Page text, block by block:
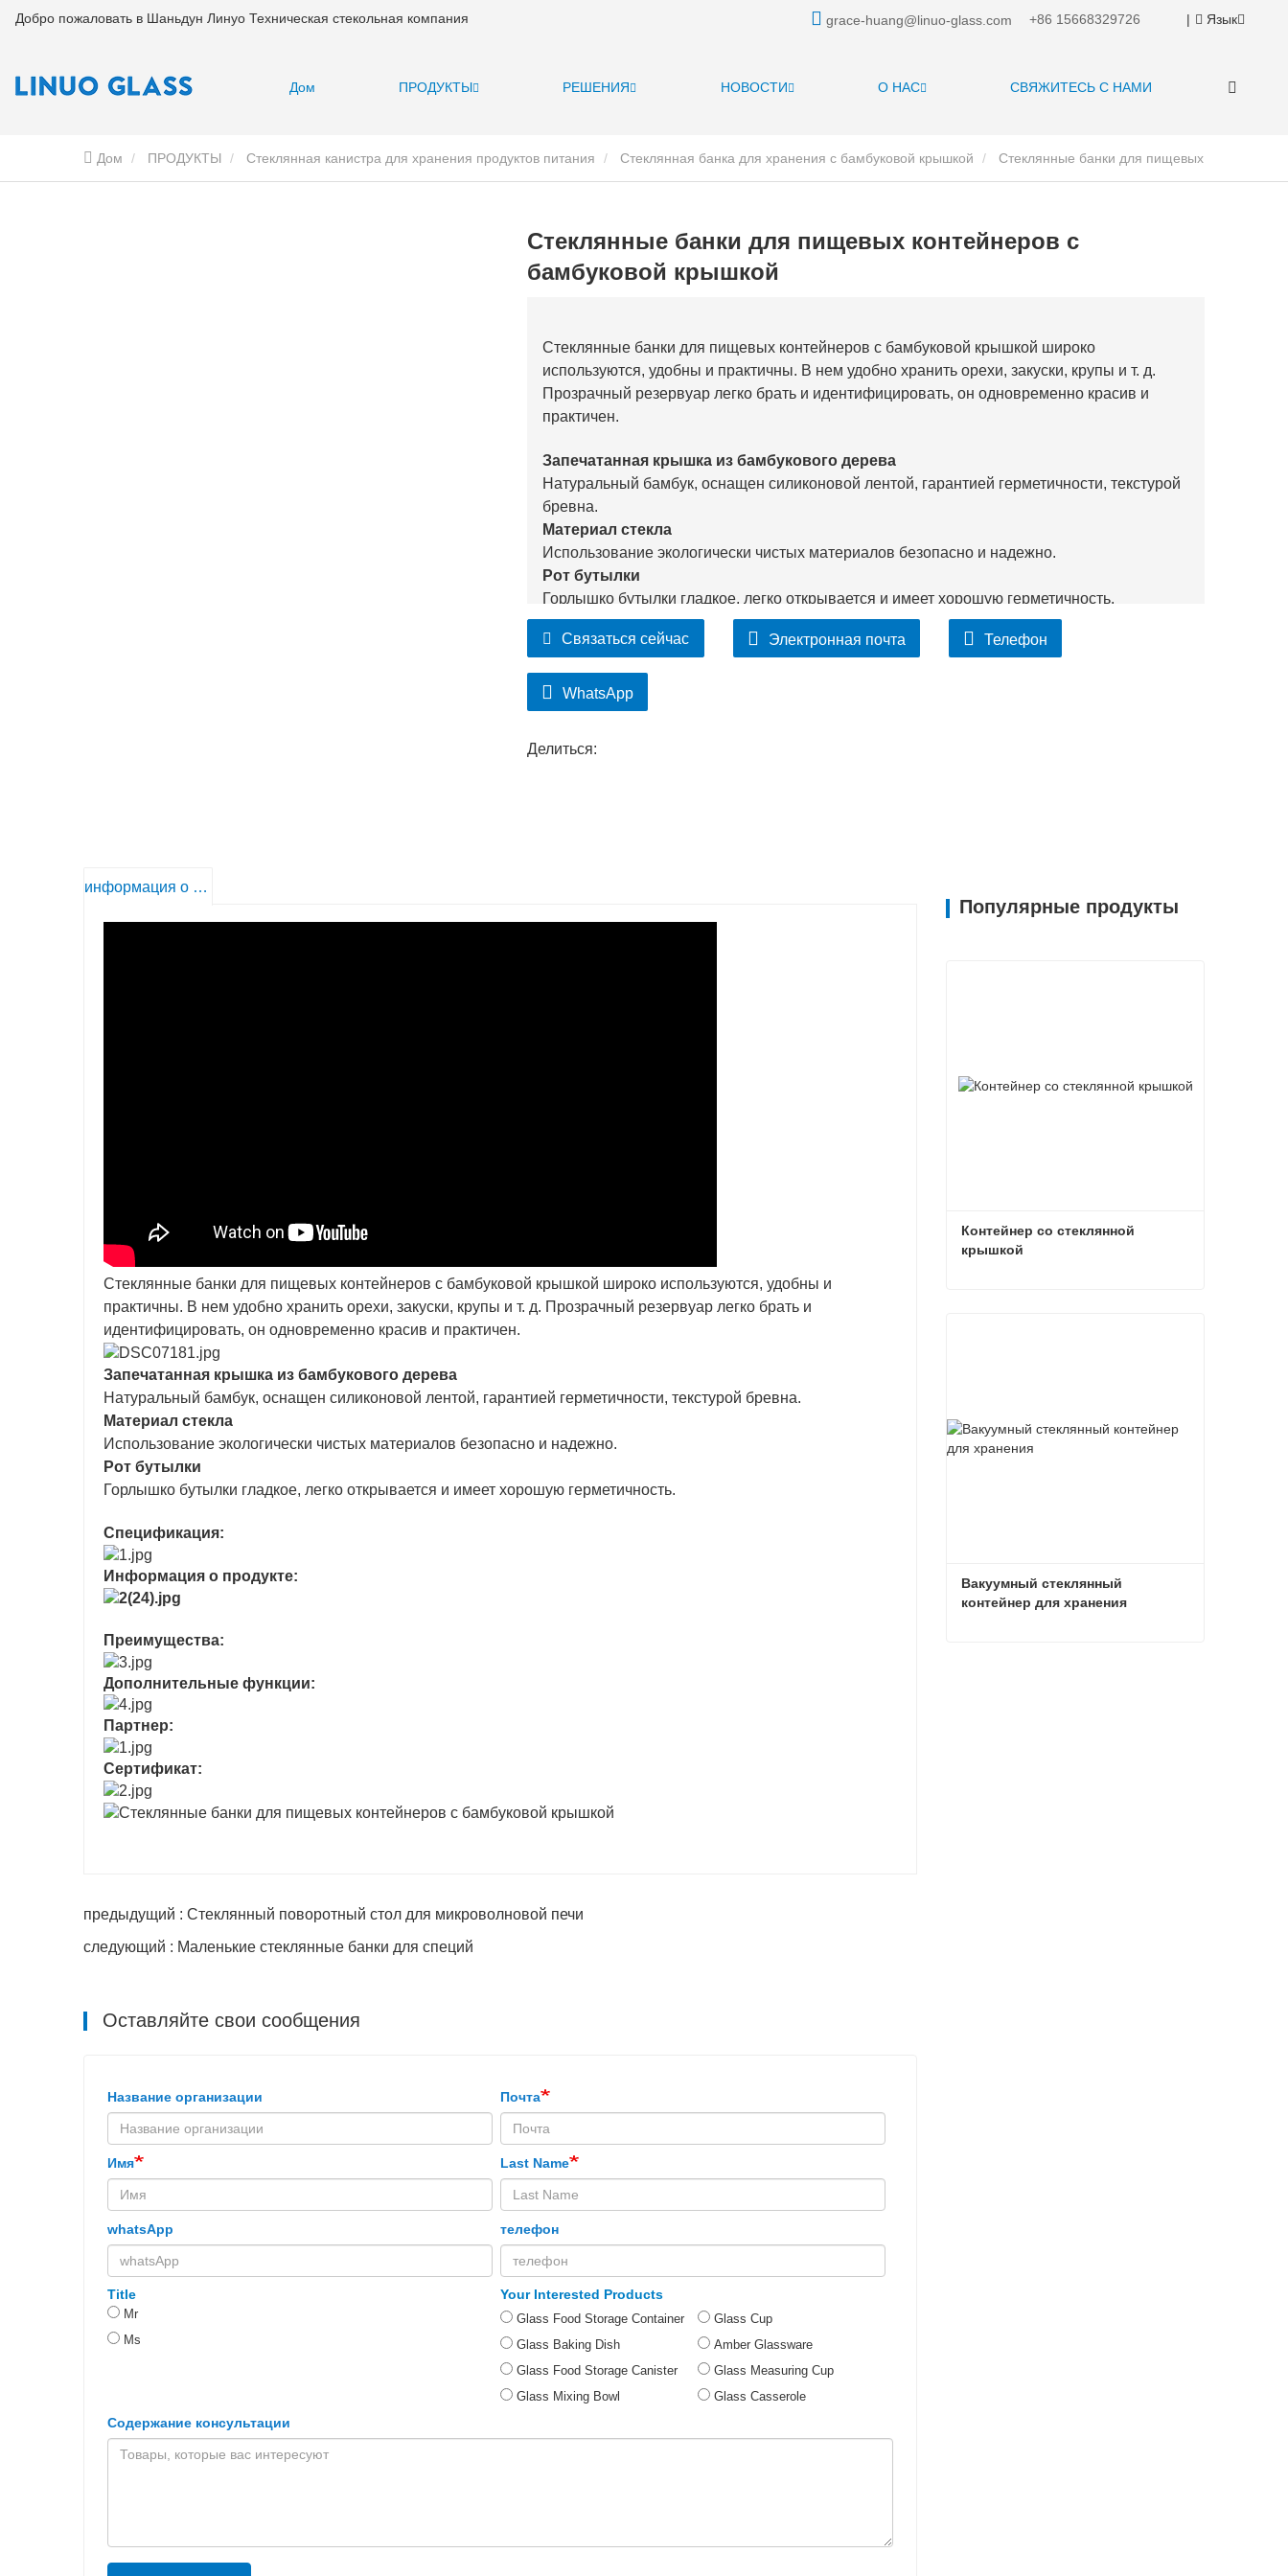
Добро пожаловать в Шаньдун Линуо Техническая стекольная компания grace-huang@linuo-glass.com +86 15668329726 | Язык
Дом ПРОДУКТЫ РЕШЕНИЯ НОВОСТИ О НАС СВЯЖИТЕСЬ С НАМИ
Дом ПРОДУКТЫ Стеклянная канистра для хранения продуктов питания Стеклянная банка для хранения с бамбуковой крышкой
Стеклянные банки для пищевых контейнеров с
бамбуковой крышкой
Стеклянные банки для пищевых контейнеров с бамбуковой крышкой широко
используются, удобны и практичны. В нем удобно хранить орехи, закуски, крупы и т. д.
Прозрачный резервуар легко брать и идентифицировать, он одновременно красив и
практичен.
Запечатанная крышка из бамбукового дерева
Натуральный бамбук, оснащен силиконовой лентой, гарантией герметичности, текстурой
бревна.
Материал стекла
Использование экологически чистых материалов безопасно и надежно.
Рот бутылки
Горлышко бутылки гладкое, легко открывается и имеет хорошую герметичность.
Связаться сейчас Электронная почта Телефон
WhatsApp
Делиться:
информация о продукте
Стеклянные банки для пищевых контейнеров с бамбуковой крышкой широко используются, удобны и
практичны. В нем удобно хранить орехи, закуски, крупы и т. д. Прозрачный резервуар легко брать и
идентифицировать, он одновременно красив и практичен.
Запечатанная крышка из бамбукового дерева
Натуральный бамбук, оснащен силиконовой лентой, гарантией герметичности, текстурой бревна.
Материал стекла
Использование экологически чистых материалов безопасно и надежно.
Рот бутылки
Горлышко бутылки гладкое, легко открывается и имеет хорошую герметичность.
Спецификация:
Информация о продукте:
Преимущества:
Дополнительные функции:
Партнер:
Сертификат:
предыдущий : Стеклянный поворотный стол для микроволновой печи
следующий : Маленькие стеклянные банки для специй
Оставляйте свои сообщения
Название организации Почта
Имя Last Name
whatsApp телефон
Title
Mr
Ms
Your Interested Products
Glass Food Storage Container
Glass Baking Dish
Glass Food Storage Canister
Glass Mixing Bowl
Glass Cup
Amber Glassware
Glass Measuring Cup
Glass Casserole
Содержание консультации
Популярные продукты
Контейнер со стеклянной
крышкой
Вакуумный стеклянный
контейнер для хранения